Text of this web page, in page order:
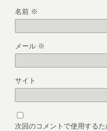
名前 ※
メール ※
サイト
次回のコメントで使用する